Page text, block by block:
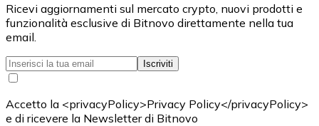
Ricevi aggiornamenti sul mercato crypto, nuovi prodotti e
funzionalità esclusive di Bitnovo direttamente nella tua
email.
Iscriviti
Accetto la <privacyPolicy>Privacy Policy</privacyPolicy>
e di ricevere la Newsletter di Bitnovo